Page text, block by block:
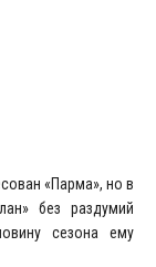
«Парма», но в
без раздумий
сезона ему